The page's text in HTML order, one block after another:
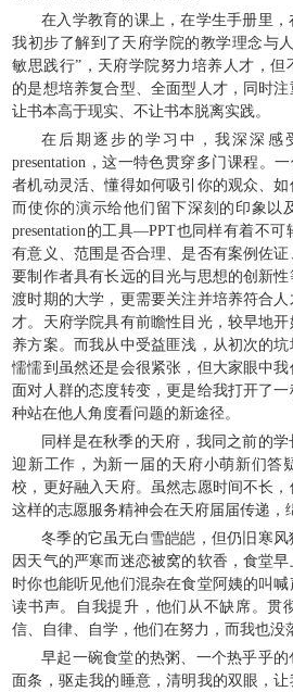
在入学教育的课上，在学生手册里，
我初步了解到了天府学院的教学理念与
敏思践行”，天府学院努力培养人才，但
的是想培养复合型、全面型人才，同时
让书本高于现实、不让书本脱离实践。
在后期逐步的学习中，我深深
presentation，这一特色贯穿多门课程。
者机动灵活、懂得如何吸引你的观众、
而使你的演示给他们留下深刻的印象以
presentation的工具—PPT也同样有着不
有意义、范围是否合理、是否有案例佐
要制作者具有长远的目光与思想的创新
渡时期的大学，更需要关注并培养符合
才。天府学院具有前瞻性目光，较早地
养方案。而我从中受益匪浅，从初次的
懦懦到虽然还是会很紧张，但大家眼中
面对人群的态度转变，更是给我打开了
种站在他人角度看问题的新途径。
同样是在秋季的天府，我同之前的
迎新工作，为新一届的天府小萌新们答
校，更好融入天府。虽然志愿时间不长
这样的志愿服务精神会在天府届届传递，
冬季的它虽无白雪皑皑，但仍旧寒
因天气的严寒而迷恋被窝的软香，食堂
时你也能听见他们混杂在食堂阿姨的叫
读书声。自我提升，他们从不缺席。贯
信、自律、自学，他们在努力，而我也没
早起一碗食堂的热粥、一个热乎乎
面条，驱走我的睡意，清明我的双眼，